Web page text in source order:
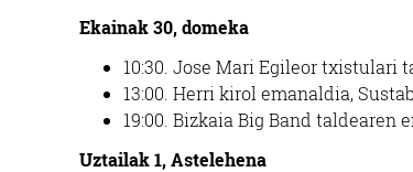
Ekainak 30, domeka
10:30. Jose Mari Egileor txistulari
13:00. Herri kirol emanaldia,
19:00. Bizkaia Big Band taldearen
Uztailak 1, Astelehena